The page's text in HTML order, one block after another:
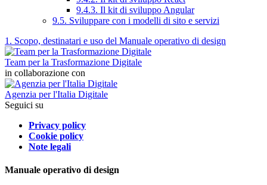
9.4.3. Il kit di sviluppo Angular
9.5. Sviluppare con i modelli di sito e servizi
1. Scopo, destinatari e uso del Manuale operativo di design
Team per la Trasformazione Digitale
in collaborazione con
Agenzia per l'Italia Digitale
Seguici su
Privacy policy
Cookie policy
Note legali
Manuale operativo di design